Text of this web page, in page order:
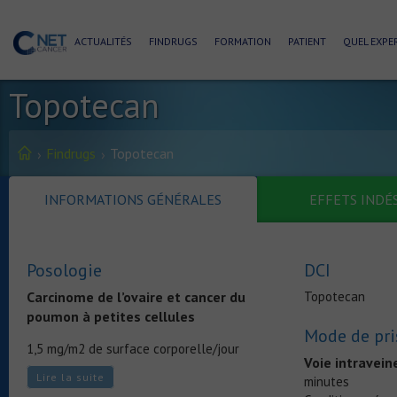
ACTUALITÉS FINDRUGS FORMATION PATIENT QUEL
Topotecan
Findrugs Topotecan
INFORMATIONS GÉNÉRALES EFFETS
Posologie
Carcinome de l’ovaire et cancer du
poumon à petites cellules
1,5 mg/m2 de surface corporelle/jour
administrée en perfusion intraveineuse de 30
minutes pendant cinq jours consécutifs, avec
Lire la suite
DCI
Topotecan
Mode de
Voie
minutes